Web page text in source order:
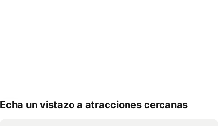
Echa un vistazo a atracciones cercanas